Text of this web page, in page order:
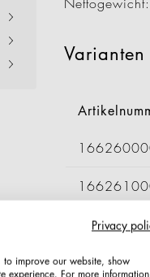
+ Event
Provider + Small
Varianten
Privacy
improve our website, show
experience. For more information